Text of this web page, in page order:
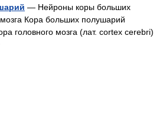
— Нейроны коры больших
Кора больших полушарий
головного мозга (лат. cortex cerebri)